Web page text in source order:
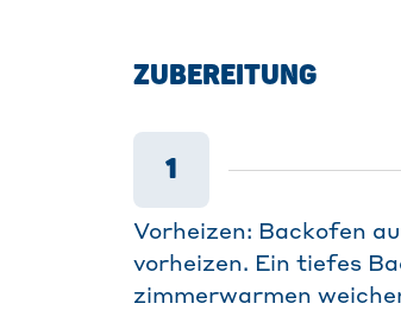
ZUBEREITUNG
1
Vorheizen: Backofen
vorheizen. Ein tiefes
zimmerwarmen